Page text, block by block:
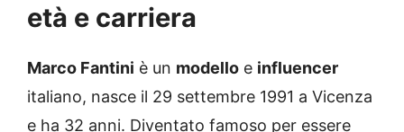
età e carriera
Marco Fantini è un modello e influencer
italiano, nasce il 29 settembre 1991 a Vicenza
e ha 32 anni. Diventato famoso per essere